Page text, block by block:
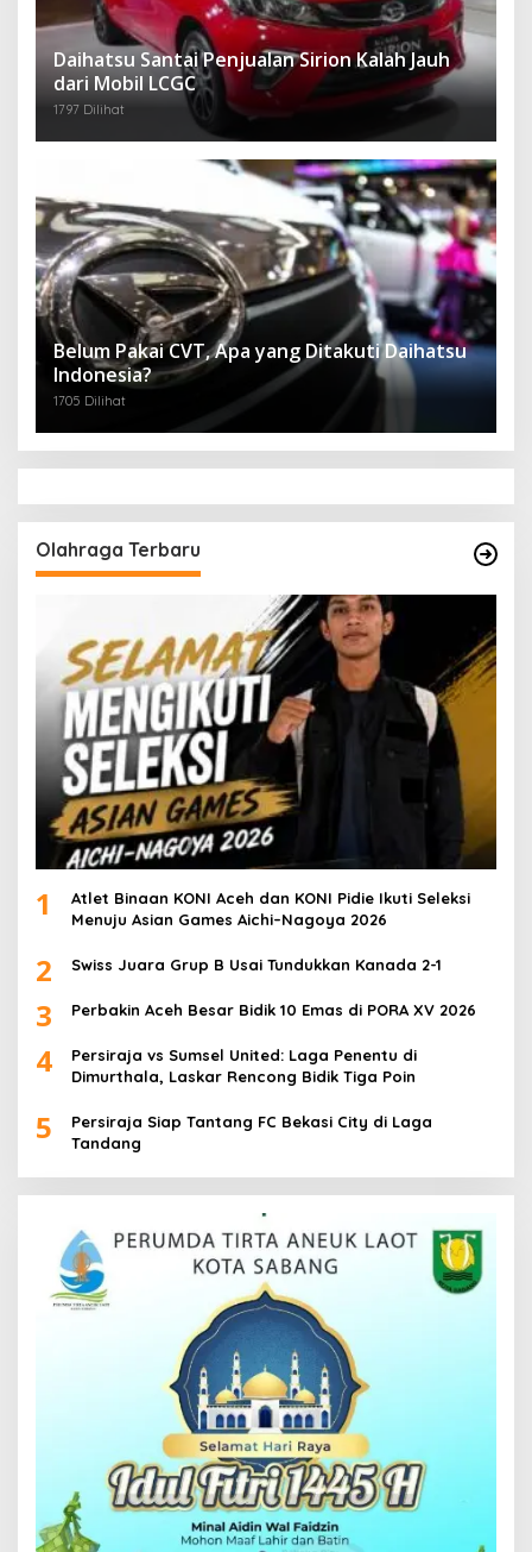
Daihatsu Santai Penjualan Sirion Kalah Jauh
dari Mobil LCGC
1797 Dilihat
Belum Pakai CVT, Apa yang Ditakuti Daihatsu
Indonesia?
1705 Dilihat
Olahraga Terbaru
1
Atlet Binaan KONI Aceh dan KONI Pidie Ikuti Seleksi
Menuju Asian Games Aichi–Nagoya 2026
2 Swiss Juara Grup B Usai Tundukkan Kanada 2-1
3 Perbakin Aceh Besar Bidik 10 Emas di PORA XV 2026
4
Persiraja vs Sumsel United: Laga Penentu di
Dimurthala, Laskar Rencong Bidik Tiga Poin
5
Persiraja Siap Tantang FC Bekasi City di Laga
Tandang